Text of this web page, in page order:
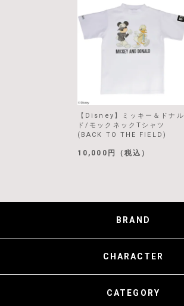
【Disney】ミッキー＆ドナル
ド/モックネックTシャツ
(BACK TO THE FIELD)
10,000円（税込）
BRAND
CHARACTER
CATEGORY